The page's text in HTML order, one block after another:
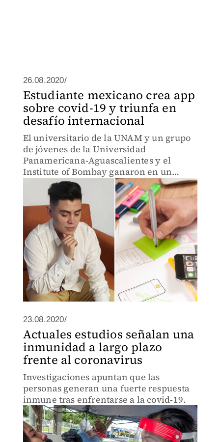
26.08.2020/
Estudiante mexicano crea app
sobre covid-19 y triunfa en
desafío internacional
El universitario de la UNAM y un grupo
de jóvenes de la Universidad
Panamericana-Aguascalientes y el
Institute of Bombay ganaron en un
hackathon virtual convocado por el
Instituto Tecnológico de Massachusetts
(MIT).
23.08.2020/
Actuales estudios señalan una
inmunidad a largo plazo
frente al coronavirus
Investigaciones apuntan que las
personas generan una fuerte respuesta
inmune tras enfrentarse a la covid-19.